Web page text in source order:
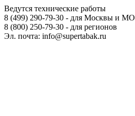
Ведутся технические работы
8 (499) 290-79-30 - для Москвы и МО
8 (800) 250-79-30 - для регионов
Эл. почта: info@supertabak.ru